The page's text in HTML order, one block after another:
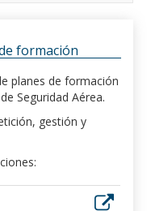
formación
planes de formación
Seguridad Aérea.
gestión y